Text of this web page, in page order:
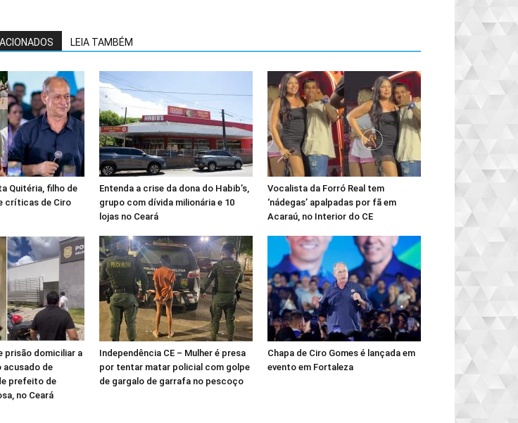
LEIA TAMBÉM
Quitéria, filho de
críticas de Ciro
Entenda a crise da dona do Habib’s,
grupo com dívida milionária e 10
lojas no Ceará
Vocalista da Forró Real tem
‘nádegas’ apalpadas por fã em
Acaraú, no Interior do CE
prisão domiciliar a
acusado de
prefeito de
no Ceará
Independência CE – Mulher é presa
por tentar matar policial com golpe
de gargalo de garrafa no pescoço
Chapa de Ciro Gomes é lançada em
evento em Fortaleza